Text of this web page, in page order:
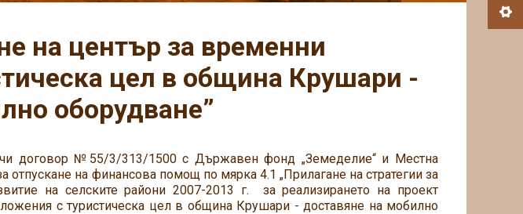
на център за временни
цел в община Крушари -
оборудване”
договор №55/3/313/1500 с Държавен фонд „Земеделие“ и Местна
отпускане на финансова помощ по мярка 4.1 „Прилагане на стратегии за
на селските райони 2007-2013 г. за реализирането на проект
с туристическа цел в община Крушари - доставяне на мобилно